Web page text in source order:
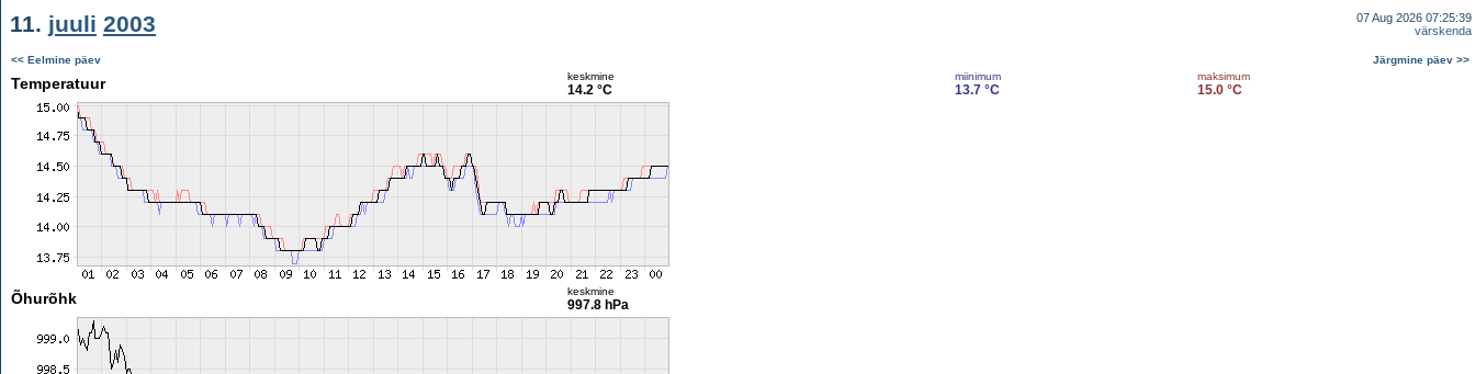
11. juuli 2003
07 Aug 2026 07:25:39
värskenda
<< Eelmine päev Järgmine päev >>
Temperatuur keskmine
14.2 °C
miinimum
13.7 °C
maksimum
15.0 °C
Õhurõhk keskmine
997.8 hPa